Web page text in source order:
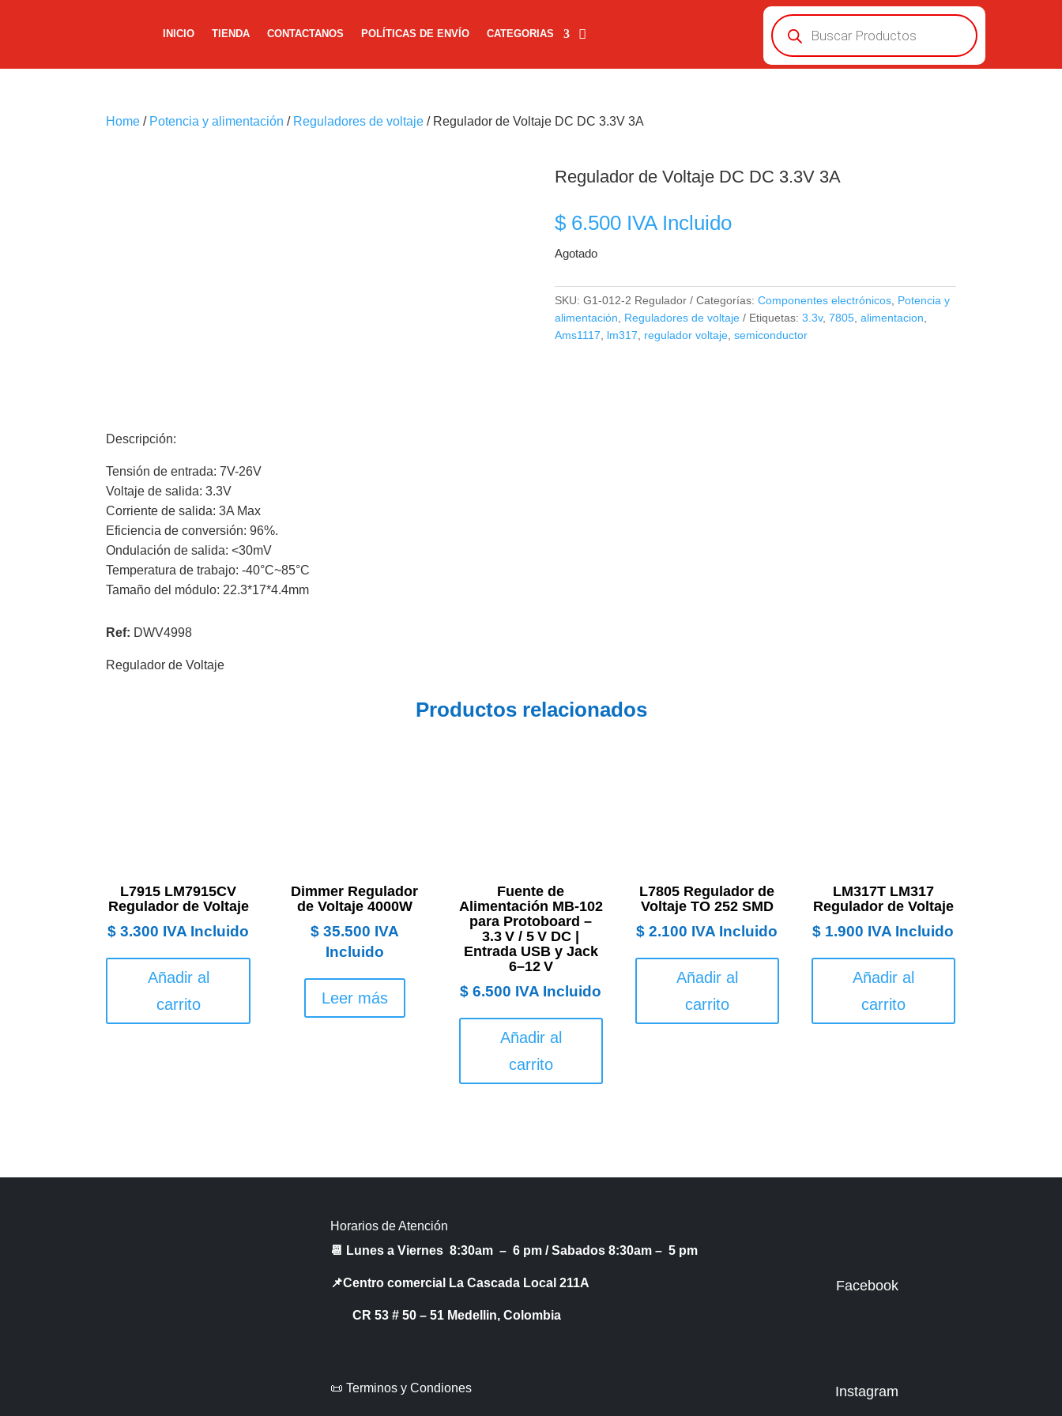
INICIO TIENDA CONTACTANOS POLÍTICAS DE ENVÍO CATEGORIAS
Búsqueda
de
productos
Home / Potencia y alimentación / Reguladores de voltaje / Regulador de Voltaje DC DC 3.3V 3A
Regulador de Voltaje DC DC 3.3V 3A
$6.500 IVA Incluido
Agotado
SKU: G1-012-2 Regulador Categorías: Componentes electrónicos, Potencia y
alimentación
Reguladores de voltaje Etiquetas: 3.3v, 7805, alimentacion
Ams1117
lm317 regulador voltaje, semiconductor
Descripción:
Tensión de entrada: 7V-26V
Voltaje de salida: 3.3V
Corriente de salida: 3A Max
Eficiencia de conversión: 96%.
Ondulación de salida: <30mV
Temperatura de trabajo: -40°C~85°C
Tamaño del módulo: 22.3*17*4.4mm
Ref: DWV4998
Regulador de Voltaje
Productos relacionados
L7915 LM7915CV
Regulador de Voltaje
$ 3.300 IVA Incluido
Añadir al
carrito
Dimmer Regulador
de Voltaje 4000W
$35.500 IVA
Incluido
Leer más
Fuente de
Alimentación MB-102
para Protoboard –
3.3 V / 5 V DC |
Entrada USB y Jack
6–12 V
$ 6.500 IVA Incluido
Añadir al
carrito
L7805 Regulador de
Voltaje TO 252 SMD
$ 2.100 IVA Incluido
Añadir al
carrito
LM317T LM317
Regulador de Voltaje
$ 1.900 IVA Incluido
Añadir al
carrito
Horarios de Atención
📆 Lunes a Viernes 8:30am – 6 pm /Sabados 8:30am – 5 pm
📌Centro comercial La Cascada Local 211A
CR 53 # 50 – 51 Medellin, Colombia
📜 Terminos y Condiones
Facebook
Instagram